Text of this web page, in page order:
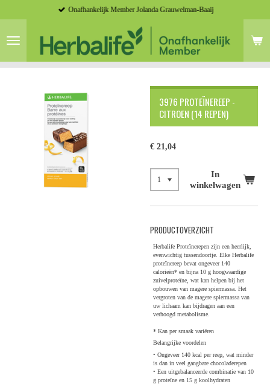
naar
hoofdinhoud
Onafhankelijk Member Jolanda Grauwelman-Baaij
3976 PROTEÏNEREEP -
CITROEN (14 REPEN)
€ 21,04
In
winkelwagen
PRODUCTOVERZICHT
Herbalife Proteïnerepen zijn een heerlijk,
evenwichtig tussendoortje. Elke Herbalife
proteïnereep bevat ongeveer 140
calorieën* en bijna 10 g hoogwaardige
zuivelproteïne, wat kan helpen bij het
opbouwen van magere spiermassa. Het
vergroten van de magere spiermassa van
uw lichaam kan bijdragen aan een
verhoogd metabolisme.
* Kan per smaak variëren
Belangrijke voordelen
• Ongeveer 140 kcal per reep, wat minder
is dan in veel gangbare chocoladerepen
• Een uitgebalanceerde combinatie van 10
g proteïne en 15 g koolhydraten